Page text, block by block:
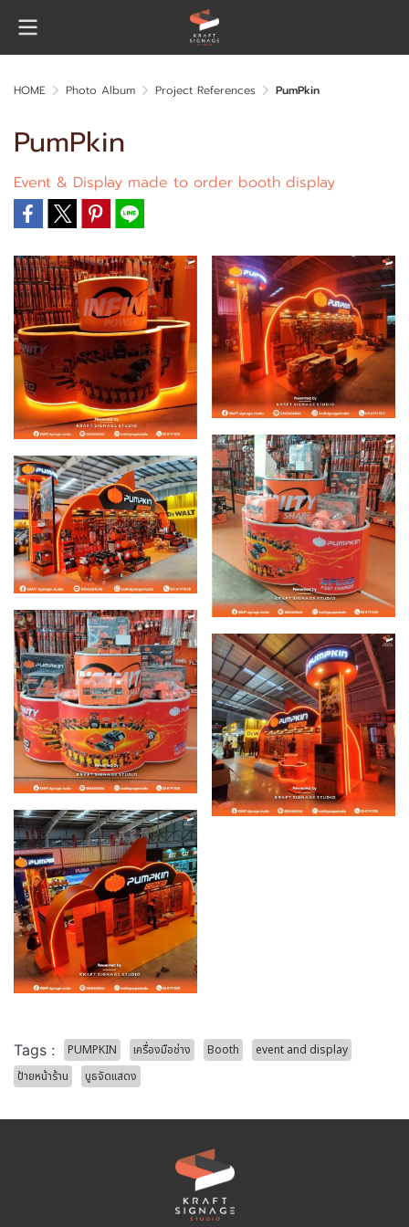
HOME Photo Album Project References PumPkin
PumPkin
Event & Display made to order booth display
Tags : PUMPKIN เครื่องมือช่าง Booth
event and display
ป้ายหน้าร้าน
บูธจัดแสดง